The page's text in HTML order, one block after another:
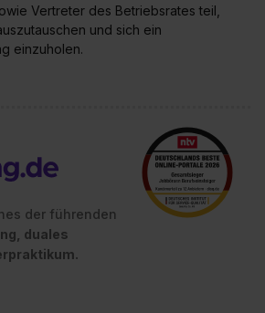
Vertreter des Betriebsrates teil,
und sich ein
einzuholen.
der führenden
duales